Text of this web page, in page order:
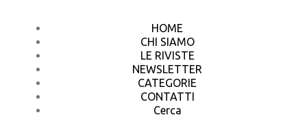
HOME
CHI SIAMO
LE RIVISTE
NEWSLETTER
CATEGORIE
CONTATTI
Cerca